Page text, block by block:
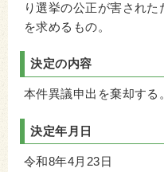
り選挙の公正が害され
を求めるもの。
決定の内容
本件異議申出を棄却する
決定年月日
令和8年4月23日